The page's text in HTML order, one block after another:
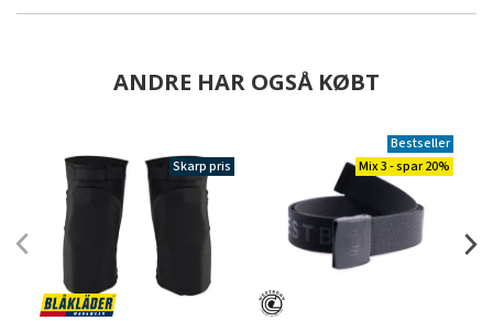
ANDRE HAR OGSÅ KØBT
Skarp pris
Bestseller
Mix 3 - spar 20%